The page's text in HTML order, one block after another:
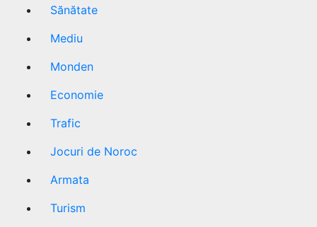
Sănătate
Mediu
Monden
Economie
Trafic
Jocuri de Noroc
Armata
Turism